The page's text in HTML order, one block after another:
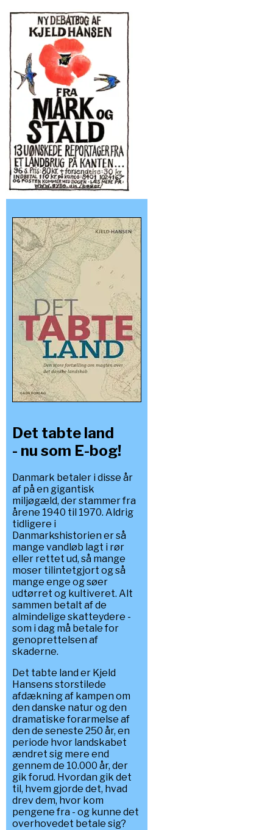
Det tabte land
- nu som E-bog!
Danmark betaler i disse år
af på en gigantisk
miljøgæld, der stammer fra
årene 1940 til 1970. Aldrig
tidligere i
Danmarkshistorien er så
mange vandløb lagt i rør
eller rettet ud, så mange
moser tilintetgjort og så
mange enge og søer
udtørret og kultiveret. Alt
sammen betalt af de
almindelige skatteydere -
som i dag må betale for
genoprettelsen af
skaderne.
Det tabte land er Kjeld
Hansens storstilede
afdækning af kampen om
den danske natur og den
dramatiske forarmelse af
den de seneste 250 år, en
periode hvor landskabet
ændret sig mere end
gennem de 10.000 år, der
gik forud. Hvordan gik det
til, hvem gjorde det, hvad
drev dem, hvor kom
pengene fra - og kunne det
overhovedet betale sig?